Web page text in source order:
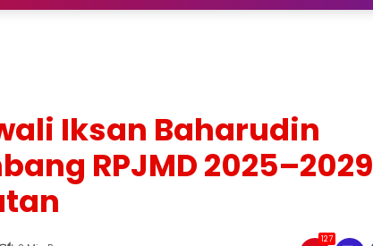
Iksan Baharudin
RPJMD 2025–2029
127